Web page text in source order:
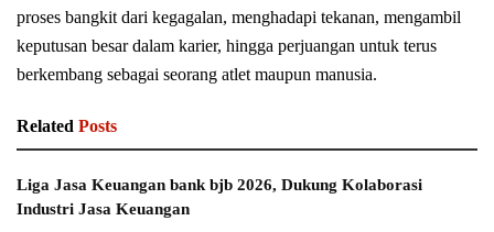
proses bangkit dari kegagalan, menghadapi tekanan, mengambil
keputusan besar dalam karier, hingga perjuangan untuk terus
berkembang sebagai seorang atlet maupun manusia.
Related Posts
Liga Jasa Keuangan bank bjb 2026, Dukung Kolaborasi
Industri Jasa Keuangan